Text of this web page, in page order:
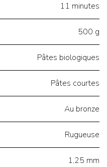
11 minutes
500 g
Pâtes biologiques
Pâtes courtes
Au bronze
Rugueuse
1,25 mm